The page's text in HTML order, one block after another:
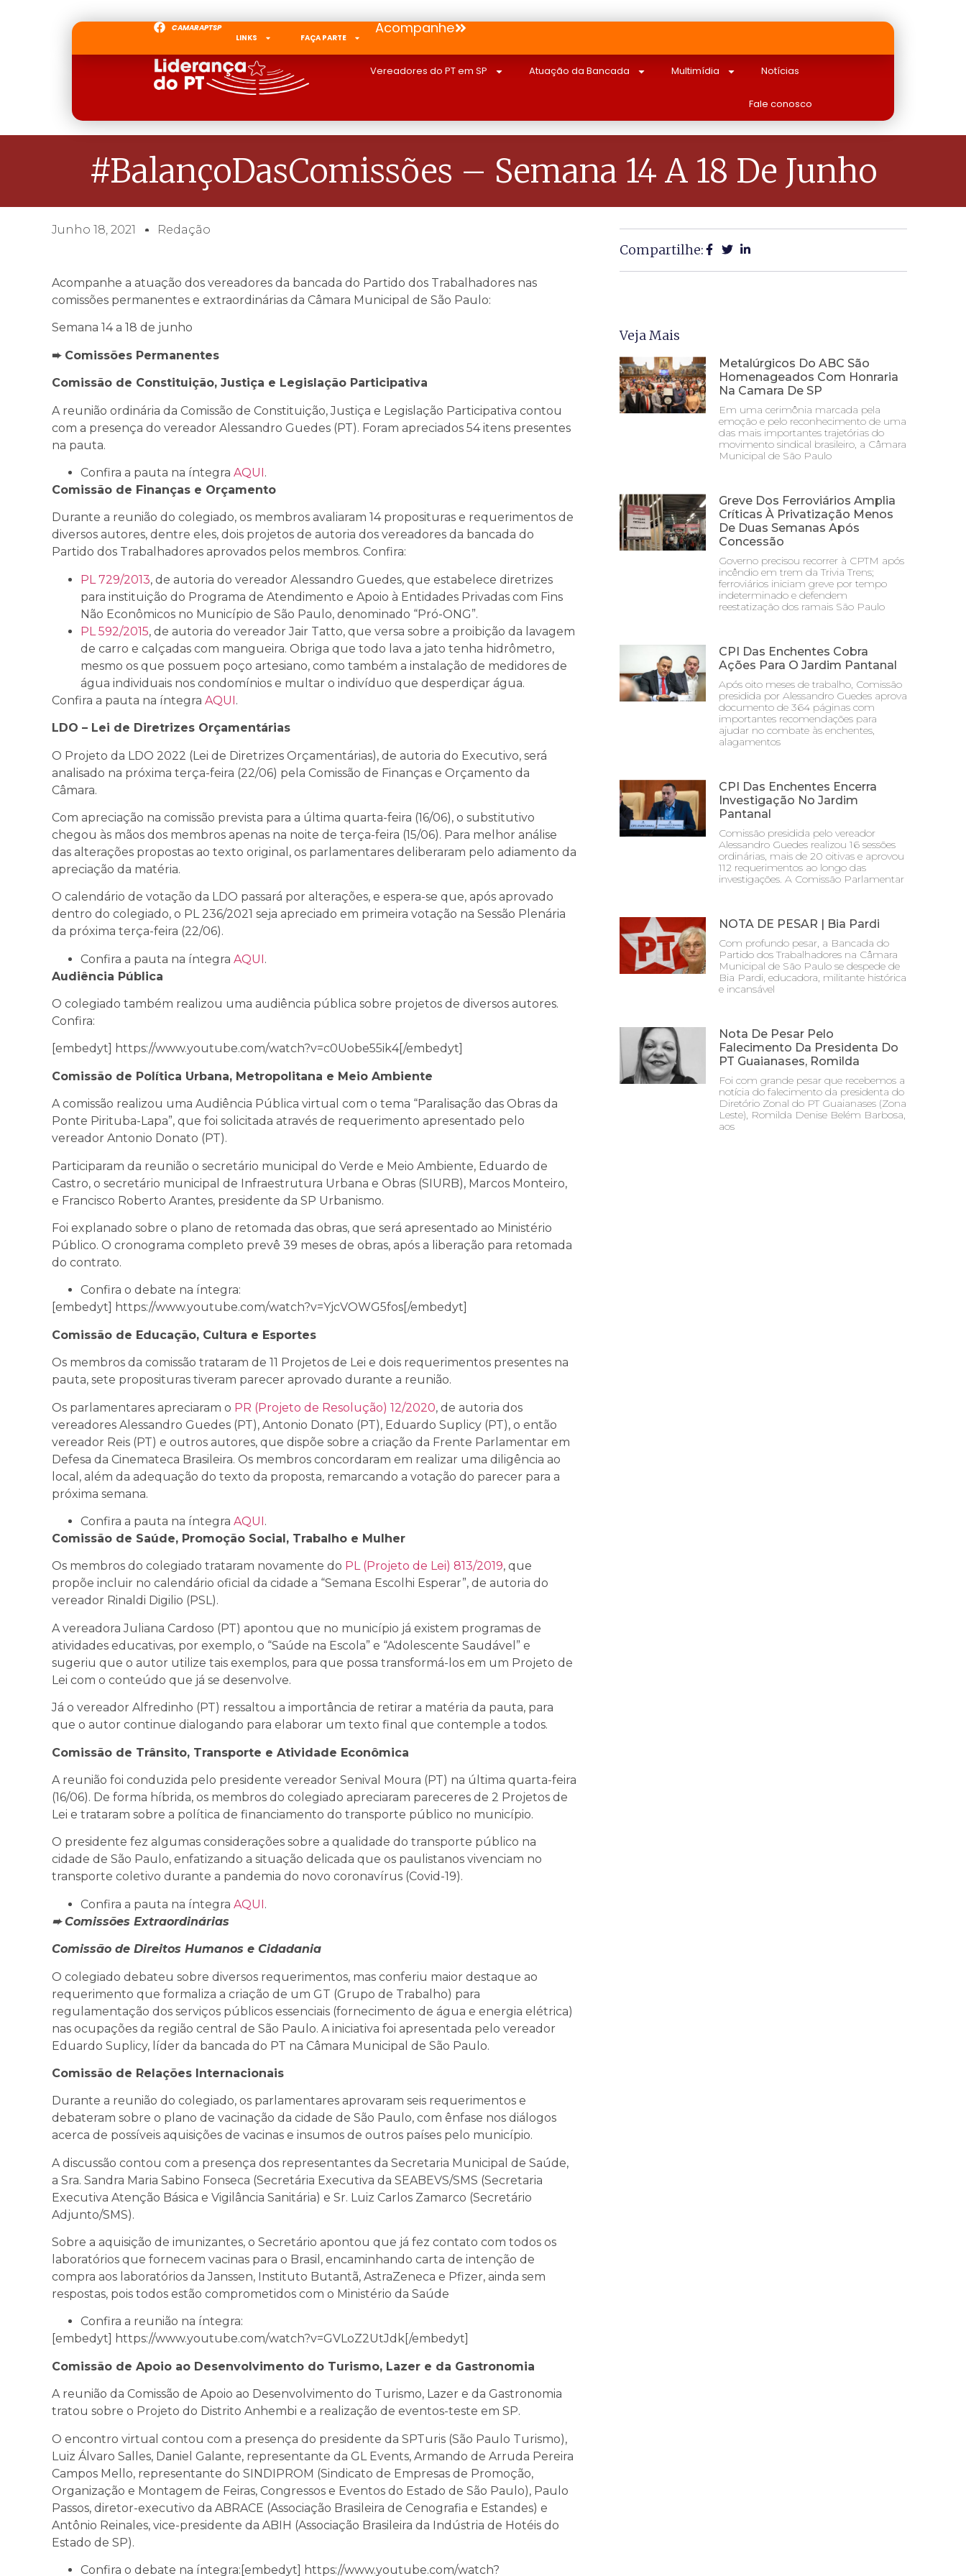
CAMARAPTSP
LINKS
FAÇA PARTE
Acompanhe
Vereadores do PT em SP Atuação da Bancada Multimídia Notícias
Fale conosco
#BalançoDasComissões – Semana 14 A 18 De Junho
Junho 18, 2021 Redação
Acompanhe a atuação dos vereadores da bancada do Partido dos Trabalhadores nas
comissões permanentes e extraordinárias da Câmara Municipal de São Paulo:
Semana 14 a 18 de junho
➨ Comissões Permanentes
Comissão de Constituição, Justiça e Legislação Participativa
A reunião ordinária da Comissão de Constituição, Justiça e Legislação Participativa contou
com a presença do vereador Alessandro Guedes (PT). Foram apreciados 54 itens presentes
na pauta.
Confira a pauta na íntegra AQUI.
Comissão de Finanças e Orçamento
Durante a reunião do colegiado, os membros avaliaram 14 proposituras e requerimentos de
diversos autores, dentre eles, dois projetos de autoria dos vereadores da bancada do
Partido dos Trabalhadores aprovados pelos membros. Confira:
PL 729/2013, de autoria do vereador Alessandro Guedes, que estabelece diretrizes
para instituição do Programa de Atendimento e Apoio à Entidades Privadas com Fins
Não Econômicos no Município de São Paulo, denominado “Pró-ONG”.
PL 592/2015, de autoria do vereador Jair Tatto, que versa sobre a proibição da lavagem
de carro e calçadas com mangueira. Obriga que todo lava a jato tenha hidrômetro,
mesmo os que possuem poço artesiano, como também a instalação de medidores de
água individuais nos condomínios e multar o indivíduo que desperdiçar água.
Confira a pauta na íntegra AQUI.
LDO – Lei de Diretrizes Orçamentárias
O Projeto da LDO 2022 (Lei de Diretrizes Orçamentárias), de autoria do Executivo, será
analisado na próxima terça-feira (22/06) pela Comissão de Finanças e Orçamento da
Câmara.
Com apreciação na comissão prevista para a última quarta-feira (16/06), o substitutivo
chegou às mãos dos membros apenas na noite de terça-feira (15/06). Para melhor análise
das alterações propostas ao texto original, os parlamentares deliberaram pelo adiamento da
apreciação da matéria.
O calendário de votação da LDO passará por alterações, e espera-se que, após aprovado
dentro do colegiado, o PL 236/2021 seja apreciado em primeira votação na Sessão Plenária
da próxima terça-feira (22/06).
Confira a pauta na íntegra AQUI.
Audiência Pública
O colegiado também realizou uma audiência pública sobre projetos de diversos autores.
Confira:
[embedyt] https://www.youtube.com/watch?v=c0Uobe55ik4[/embedyt]
Comissão de Política Urbana, Metropolitana e Meio Ambiente
A comissão realizou uma Audiência Pública virtual com o tema “Paralisação das Obras da
Ponte Pirituba-Lapa”, que foi solicitada através de requerimento apresentado pelo
vereador Antonio Donato (PT).
Participaram da reunião o secretário municipal do Verde e Meio Ambiente, Eduardo de
Castro, o secretário municipal de Infraestrutura Urbana e Obras (SIURB), Marcos Monteiro,
e Francisco Roberto Arantes, presidente da SP Urbanismo.
Foi explanado sobre o plano de retomada das obras, que será apresentado ao Ministério
Público. O cronograma completo prevê 39 meses de obras, após a liberação para retomada
do contrato.
Confira o debate na íntegra:
[embedyt] https://www.youtube.com/watch?v=YjcVOWG5fos[/embedyt]
Comissão de Educação, Cultura e Esportes
Os membros da comissão trataram de 11 Projetos de Lei e dois requerimentos presentes na
pauta, sete proposituras tiveram parecer aprovado durante a reunião.
Os parlamentares apreciaram o PR (Projeto de Resolução) 12/2020, de autoria dos
vereadores Alessandro Guedes (PT), Antonio Donato (PT), Eduardo Suplicy (PT), o então
vereador Reis (PT) e outros autores, que dispõe sobre a criação da Frente Parlamentar em
Defesa da Cinemateca Brasileira. Os membros concordaram em realizar uma diligência ao
local, além da adequação do texto da proposta, remarcando a votação do parecer para a
próxima semana.
Confira a pauta na íntegra AQUI.
Comissão de Saúde, Promoção Social, Trabalho e Mulher
Os membros do colegiado trataram novamente do PL (Projeto de Lei) 813/2019, que
propõe incluir no calendário oficial da cidade a “Semana Escolhi Esperar”, de autoria do
vereador Rinaldi Digilio (PSL).
A vereadora Juliana Cardoso (PT) apontou que no município já existem programas de
atividades educativas, por exemplo, o “Saúde na Escola” e “Adolescente Saudável” e
sugeriu que o autor utilize tais exemplos, para que possa transformá-los em um Projeto de
Lei com o conteúdo que já se desenvolve.
Já o vereador Alfredinho (PT) ressaltou a importância de retirar a matéria da pauta, para
que o autor continue dialogando para elaborar um texto final que contemple a todos.
Comissão de Trânsito, Transporte e Atividade Econômica
A reunião foi conduzida pelo presidente vereador Senival Moura (PT) na última quarta-feira
(16/06). De forma híbrida, os membros do colegiado apreciaram pareceres de 2 Projetos de
Lei e trataram sobre a política de financiamento do transporte público no município.
O presidente fez algumas considerações sobre a qualidade do transporte público na
cidade de São Paulo, enfatizando a situação delicada que os paulistanos vivenciam no
transporte coletivo durante a pandemia do novo coronavírus (Covid-19).
Confira a pauta na íntegra AQUI.
➨ Comissões Extraordinárias
Comissão de Direitos Humanos e Cidadania
O colegiado debateu sobre diversos requerimentos, mas conferiu maior destaque ao
requerimento que formaliza a criação de um GT (Grupo de Trabalho) para
regulamentação dos serviços públicos essenciais (fornecimento de água e energia elétrica)
nas ocupações da região central de São Paulo. A iniciativa foi apresentada pelo vereador
Eduardo Suplicy, líder da bancada do PT na Câmara Municipal de São Paulo.
Comissão de Relações Internacionais
Durante a reunião do colegiado, os parlamentares aprovaram seis requerimentos e
debateram sobre o plano de vacinação da cidade de São Paulo, com ênfase nos diálogos
acerca de possíveis aquisições de vacinas e insumos de outros países pelo município.
A discussão contou com a presença dos representantes da Secretaria Municipal de Saúde,
a Sra. Sandra Maria Sabino Fonseca (Secretária Executiva da SEABEVS/SMS (Secretaria
Executiva Atenção Básica e Vigilância Sanitária) e Sr. Luiz Carlos Zamarco (Secretário
Adjunto/SMS).
Sobre a aquisição de imunizantes, o Secretário apontou que já fez contato com todos os
laboratórios que fornecem vacinas para o Brasil, encaminhando carta de intenção de
compra aos laboratórios da Janssen, Instituto Butantã, AstraZeneca e Pfizer, ainda sem
respostas, pois todos estão comprometidos com o Ministério da Saúde
Confira a reunião na íntegra:
[embedyt] https://www.youtube.com/watch?v=GVLoZ2UtJdk[/embedyt]
Comissão de Apoio ao Desenvolvimento do Turismo, Lazer e da Gastronomia
A reunião da Comissão de Apoio ao Desenvolvimento do Turismo, Lazer e da Gastronomia
tratou sobre o Projeto do Distrito Anhembi e a realização de eventos-teste em SP.
O encontro virtual contou com a presença do presidente da SPTuris (São Paulo Turismo),
Luiz Álvaro Salles, Daniel Galante, representante da GL Events, Armando de Arruda Pereira
Campos Mello, representante do SINDIPROM (Sindicato de Empresas de Promoção,
Organização e Montagem de Feiras, Congressos e Eventos do Estado de São Paulo), Paulo
Passos, diretor-executivo da ABRACE (Associação Brasileira de Cenografia e Estandes) e
Antônio Reinales, vice-presidente da ABIH (Associação Brasileira da Indústria de Hotéis do
Estado de SP).
Confira o debate na íntegra: [embedyt] https://www.youtube.com/watch?
Compartilhe:
Veja Mais
Metalúrgicos Do ABC São
Homenageados Com Honraria
Na Camara De SP
Em uma cerimônia marcada pela
emoção e pelo reconhecimento de uma
das mais importantes trajetórias do
movimento sindical brasileiro, a Câmara
Municipal de São Paulo
Greve Dos Ferroviários Amplia
Críticas À Privatização Menos
De Duas Semanas Após
Concessão
Governo precisou recorrer à CPTM após
incêndio em trem da Trivia Trens;
ferroviários iniciam greve por tempo
indeterminado e defendem
reestatização dos ramais São Paulo
CPI Das Enchentes Cobra
Ações Para O Jardim Pantanal
Após oito meses de trabalho, Comissão
presidida por Alessandro Guedes aprova
documento de 364 páginas com
importantes recomendações para
ajudar no combate às enchentes,
alagamentos
CPI Das Enchentes Encerra
Investigação No Jardim
Pantanal
Comissão presidida pelo vereador
Alessandro Guedes realizou 16 sessões
ordinárias, mais de 20 oitivas e aprovou
112 requerimentos ao longo das
investigações. A Comissão Parlamentar
NOTA DE PESAR | Bia Pardi
Com profundo pesar, a Bancada do
Partido dos Trabalhadores na Câmara
Municipal de São Paulo se despede de
Bia Pardi, educadora, militante histórica
e incansável
Nota De Pesar Pelo
Falecimento Da Presidenta Do
PT Guaianases, Romilda
Foi com grande pesar que recebemos a
notícia do falecimento da presidenta do
Diretório Zonal do PT Guaianases (Zona
Leste), Romilda Denise Belém Barbosa,
aos